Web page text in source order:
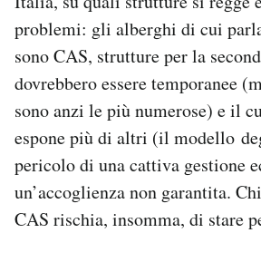
problemi: gli alberghi di cui
sono CAS, strutture per la
dovrebbero essere temporanee
sono anzi le più numerose) e il
espone più di altri (il modello
pericolo di una cattiva gestione
un’accoglienza non garantita.
CAS rischia, insomma, di stare